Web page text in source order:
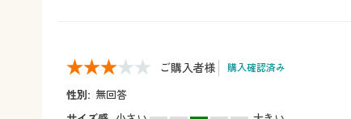
ご購入者様 購入確認済み
性別: 無回答